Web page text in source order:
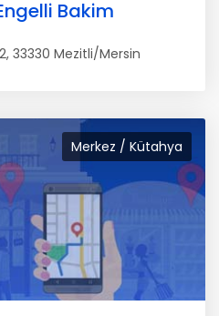
Bakim
33330 Mezitli/Mersin
Merkez / Kütahya